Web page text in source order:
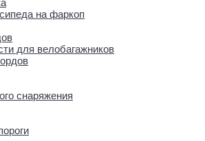
на фаркоп
для велобагажников
снаряжения